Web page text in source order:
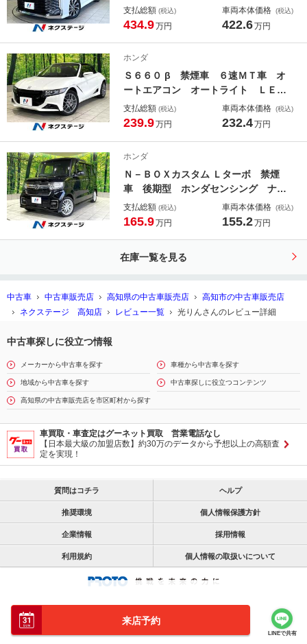
来店予約
LINEで共有
ｉｇｈパッケージ パノラミックビュ
ー ユニバーサルステップ １０．５
ニター
支払総額 (税込)
434.9万円
車両本体価格 (税込)
422.6万円
ホンダ
Ｓ６６０ β 禁煙車 ６速ＭＴ車 オ
ートエアコン オートライト ＬＥＤ
ヘッド スマートキー ＥＴＣ 横滑
防止装置 純正１５インチアルミ ス
支払総額 (税込)
239.9万円
車両本体価格 (税込)
232.4万円
ホンダ
Ｎ－ＢＯＸカスタム Ｌターボ 禁煙
車 後期型 ホンダセンシング ナ
ビ 両側パワースライドドア バック
モニター シートヒーター スマート
ｕｅｔｏｏｔｈ再生
支払総額 (税込)
165.9万円
車両本体価格 (税込)
155.2万円
在庫一覧を見る
中古車 中古車販売店 高知県の中古車販売店
高知市の中古車販売店
ネクステージ 高知店
レビュー一覧 光りんさんのレビュー詳細
中古車探しに役立つ情報
メーカーから中古車を探す 車種から中古車を探す
地域から中古車を探す 中古車探しに役立つコンテンツ
高知県の中古車販売店を市区町村から探す
車買取・車査定はグーネット買取 営業電話なし
【日本最大級の加盟店数】約30万のデータから予想以上の高額査
定を実現！
質問はコチラ ヘルプ
推奨環境 個人情報保護方針
企業情報 採用情報
利用規約 個人情報の取扱いについて